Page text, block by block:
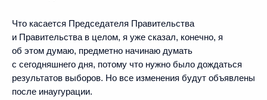
Что касается Председателя Правительства
и Правительства в целом, я уже сказал, конечно, я
об этом думаю, предметно начинаю думать
с сегодняшнего дня, потому что нужно было дождаться
результатов выборов. Но все изменения будут объявлены
после инаугурации.